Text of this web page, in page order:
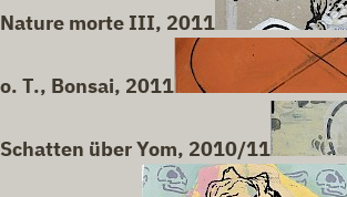
Nature morte III, 2011
o. T., Bonsai, 2011
Schatten über Yom, 2010/11